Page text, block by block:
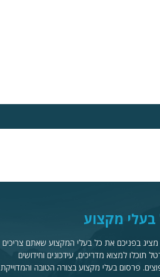
מקצוע
פורטל בעלי מקצוע Uclick מציג בפניכם את כל בעלי המקצוע שאתם צריכים
תוכלו למצוא מדריכים, עידכונים וחידושים
פרסום בעלי מקצוע בצורה הטובה והמדוייקת